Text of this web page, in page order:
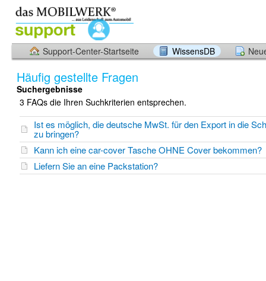
Support-Center-Startseite WissensDB
Häufig gestellte Fragen
Suchergebnisse
3 FAQs die Ihren Suchkriterien entsprechen.
Ist es möglich, die deutsche MwSt. für den Export in die
zu bringen?
Kann ich eine car-cover Tasche OHNE Cover bekommen?
Liefern Sie an eine Packstation?